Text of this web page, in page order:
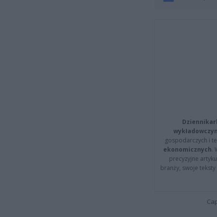
gospodarczych i
ekonomicznych.
precyzyjne
branży, swoje